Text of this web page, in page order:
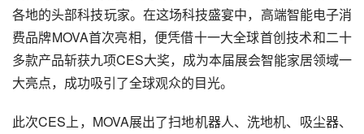
各地的头部科技玩家。在这场科技盛宴中，高端智能电子消
费品牌MOVA首次亮相，便凭借十一大全球首创技术和二十
多款产品斩获九项CES大奖，成为本届展会智能家居领域一
大亮点，成功吸引了全球观众的目光。
此次CES上，MOVA展出了扫地机器人、洗地机、吸尘器、